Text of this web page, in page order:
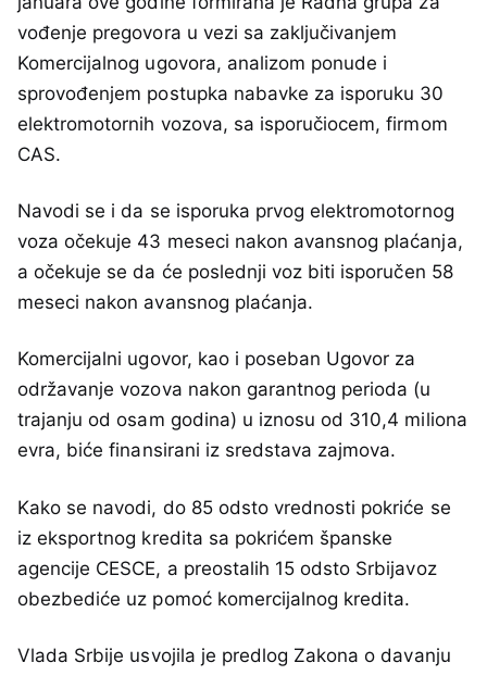
vođenje pregovora u vezi sa zaključivanjem
Komercijalnog ugovora, analizom ponude i
sprovođenjem postupka nabavke za isporuku 30
elektromotornih vozova, sa isporučiocem, firmom
CAS.
Navodi se i da se isporuka prvog elektromotornog
voza očekuje 43 meseci nakon avansnog plaćanja,
a očekuje se da će poslednji voz biti isporučen 58
meseci nakon avansnog plaćanja.
Komercijalni ugovor, kao i poseban Ugovor za
održavanje vozova nakon garantnog perioda (u
trajanju od osam godina) u iznosu od 310,4 miliona
evra, biće finansirani iz sredstava zajmova.
Kako se navodi, do 85 odsto vrednosti pokriće se
iz eksportnog kredita sa pokrićem španske
agencije CESCE, a preostalih 15 odsto Srbijavoz
obezbediće uz pomoć komercijalnog kredita.
Vlada Srbije usvojila je predlog Zakona o davanju